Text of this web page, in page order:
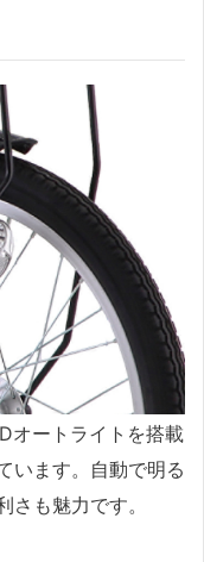
オートライトを搭載
います。自動で明る
も魅力です。